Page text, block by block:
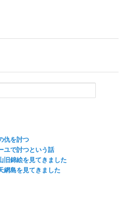
仇を討つ
ユで討つという話
旧錦絵を見てきました
網島を見てきました